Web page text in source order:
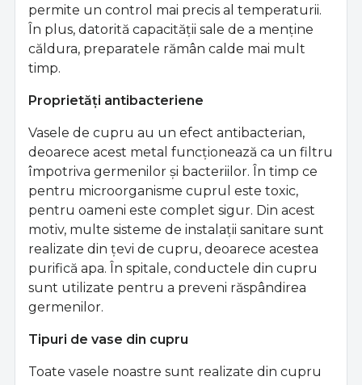
permite un control mai precis al temperaturii.
În plus, datorită capacității sale de a menține
căldura, preparatele rămân calde mai mult
timp.
Proprietăți antibacteriene
Vasele de cupru au un efect antibacterian,
deoarece acest metal funcționează ca un filtru
împotriva germenilor și bacteriilor. În timp ce
pentru microorganisme cuprul este toxic,
pentru oameni este complet sigur. Din acest
motiv, multe sisteme de instalații sanitare sunt
realizate din țevi de cupru, deoarece acestea
purifică apa. În spitale, conductele din cupru
sunt utilizate pentru a preveni răspândirea
germenilor.
Tipuri de vase din cupru
Toate vasele noastre sunt realizate din cupru